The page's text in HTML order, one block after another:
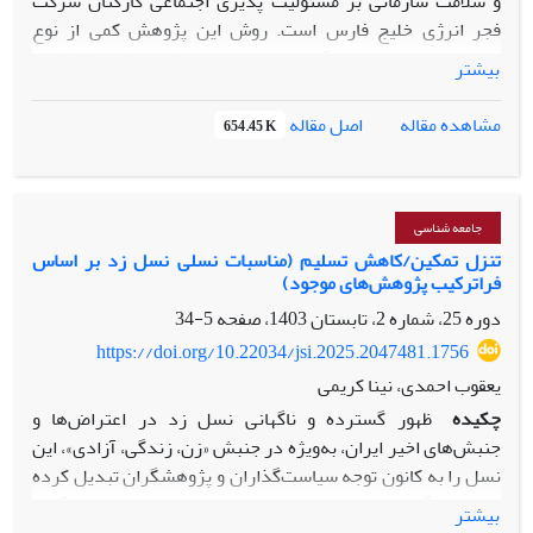
فجر انرژی خلیج فارس است. روش این پژوهش کمی از نوع
پیمایشی است. جامعه آماری تحقیق حاضر شامل کلیه کارکنان
نفر به عنوان نمونه آماری انتخاب شده اند. نتایج تحقیق حاضر
نشان داد که بین متغیرهای سلامت سازمانی و فرهنگ سازمانی با
متغیرهای وارد شده در مدل یعنی فرهنگ سازمانی و سلامت
سازمانی تبیین می نمایند.
بیشتر
مشاهده مقاله
اصل مقاله 654.45 K
جامعه شناسی
تنزل تمکین/کاهش تسلیم (مناسبات نسلی نسل زد بر اساس
فراترکیب پژوهش‌های موجود)
دوره 25، شماره 2، تابستان 1403، صفحه
5-34
https://doi.org/10.22034/jsi.2025.2047481.1756
یعقوب احمدی، نینا کریمی
چکیده ظهور گسترده و ناگهانی نسل زد در اعتراض‌ها و
جنبش‌های اخیر ایران، به‌ویژه در جنبش «زن، زندگی، آزادی»، این
نسل را به کانون توجه سیاست‌گذاران و پژوهشگران تبدیل کرده
است. ویژگی‌ها و خصوصیات نسل زد و تفاوت‌ها و تمایزهای آن با
بیشتر